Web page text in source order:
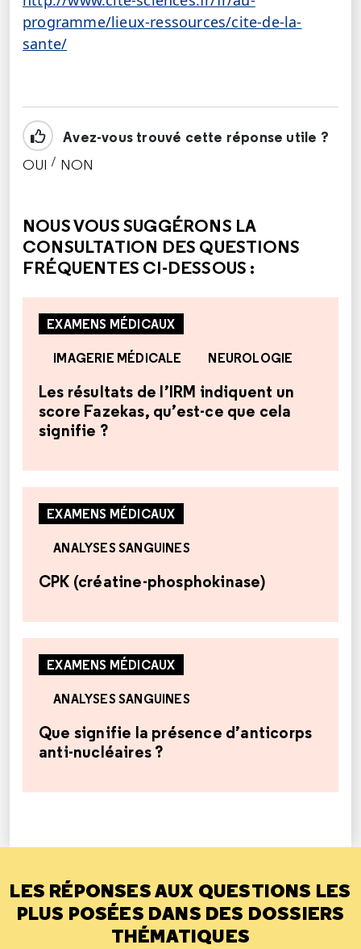
programme/lieux-ressources/cite-de-la-
sante/
Avez-vous trouvé cette réponse utile ?
OUI / NON
NOUS VOUS SUGGÉRONS LA
CONSULTATION DES QUESTIONS
FRÉQUENTES CI-DESSOUS :
EXAMENS MÉDICAUX
IMAGERIE MÉDICALE NEUROLOGIE
Les résultats de l’IRM indiquent un
score Fazekas, qu’est-ce que cela
signifie ?
EXAMENS MÉDICAUX
ANALYSES SANGUINES
CPK (créatine-phosphokinase)
EXAMENS MÉDICAUX
ANALYSES SANGUINES
Que signifie la présence d’anticorps
anti-nucléaires ?
LES RÉPONSES AUX QUESTIONS LES
PLUS POSÉES DANS DES DOSSIERS
THÉMATIQUES